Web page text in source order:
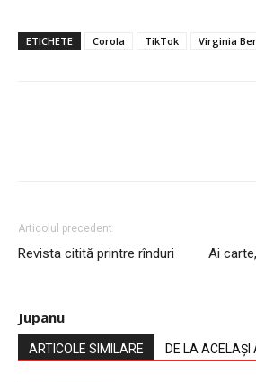
ETICHETE Corola TikTok Virginia
Articolul precedent
Revista citită printre rînduri Ai
Jupanu
ARTICOLE SIMILARE DE LA ACELAȘI